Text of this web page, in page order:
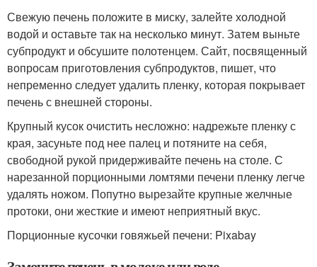
Свежую печень положите в миску, залейте холодной
водой и оставьте так на несколько минут. Затем выньте
субпродукт и обсушите полотенцем. Сайт, посвященный
вопросам приготовления субпродуктов, пишет, что
непременно следует удалить пленку, которая покрывает
печень с внешней стороны.
Крупный кусок очистить несложно: надрежьте пленку с
края, засуньте под нее палец и потяните на себя,
свободной рукой придерживайте печень на столе. С
нарезанной порционными ломтями печени пленку легче
удалять ножом. Попутно вырезайте крупные желчные
протоки, они жесткие и имеют неприятный вкус.
Порционные кусочки говяжьей печени: Pixabay